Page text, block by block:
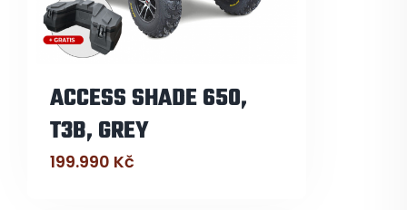
ACCESS SHADE 650,
T3B, GREY
199.990 Kč